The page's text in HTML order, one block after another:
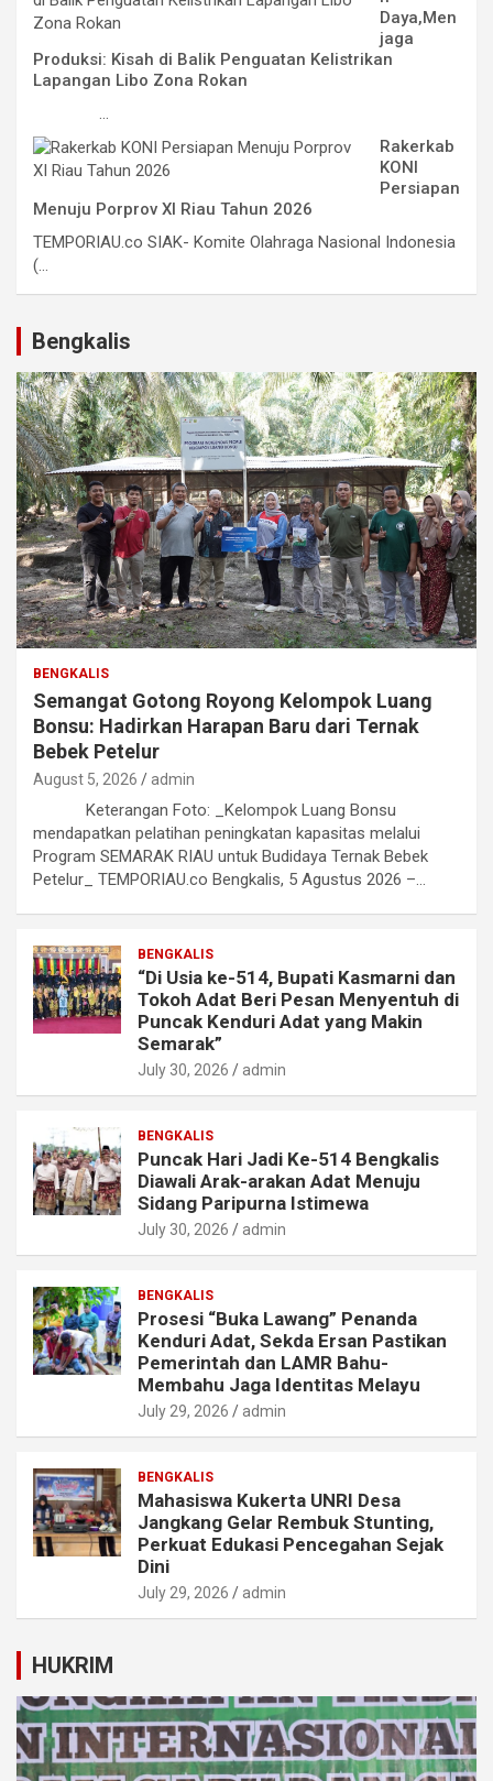
Daya,Men
jaga
Produksi: Kisah di Balik Penguatan Kelistrikan
Lapangan Libo Zona Rokan
...
Rakerkab
KONI
Persiapan
Menuju Porprov XI Riau Tahun 2026
TEMPORIAU.co SIAK- Komite Olahraga Nasional Indonesia
(...
Bengkalis
BENGKALIS
Semangat Gotong Royong Kelompok Luang
Bonsu: Hadirkan Harapan Baru dari Ternak
Bebek Petelur
August 5, 2026 admin
Keterangan Foto: _Kelompok Luang Bonsu
mendapatkan pelatihan peningkatan kapasitas melalui
Program SEMARAK RIAU untuk Budidaya Ternak Bebek
Petelur_ TEMPORIAU.co Bengkalis, 5 Agustus 2026 –…
BENGKALIS
“Di Usia ke-514, Bupati Kasmarni dan
Tokoh Adat Beri Pesan Menyentuh di
Puncak Kenduri Adat yang Makin
Semarak”
July 30, 2026 admin
BENGKALIS
Puncak Hari Jadi Ke-514 Bengkalis
Diawali Arak-arakan Adat Menuju
Sidang Paripurna Istimewa
July 30, 2026 admin
BENGKALIS
Prosesi “Buka Lawang” Penanda
Kenduri Adat, Sekda Ersan Pastikan
Pemerintah dan LAMR Bahu-
Membahu Jaga Identitas Melayu
July 29, 2026 admin
BENGKALIS
Mahasiswa Kukerta UNRI Desa
Jangkang Gelar Rembuk Stunting,
Perkuat Edukasi Pencegahan Sejak
Dini
July 29, 2026 admin
HUKRIM